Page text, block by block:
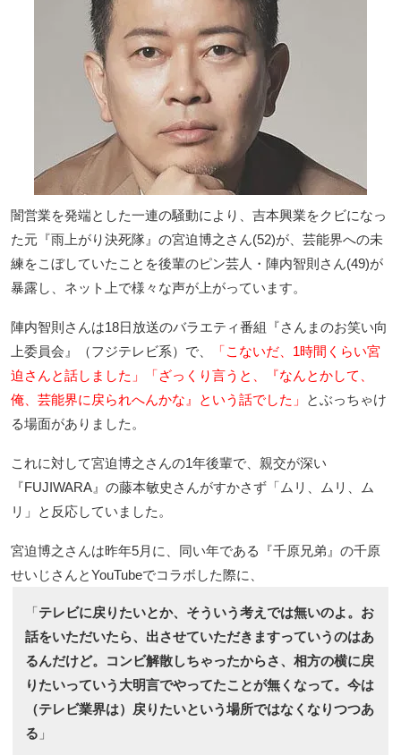
闇営業を発端とした一連の騒動により、吉本興業をクビになっ
た元『雨上がり決死隊』の宮迫博之さん(52)が、芸能界への未
練をこぼしていたことを後輩のピン芸人・陣内智則さん(49)が
暴露し、ネット上で様々な声が上がっています。
陣内智則さんは18日放送のバラエティ番組『さんまのお笑い向
上委員会』（フジテレビ系）で、
「こないだ、1時間くらい宮
迫さんと話しました」「ざっくり言うと、『なんとかして、
俺、芸能界に戻られへんかな』という話でした」
とぶっちゃけ
る場面がありました。
これに対して宮迫博之さんの1年後輩で、親交が深い
『FUJIWARA』の藤本敏史さんがすかさず「ムリ、ムリ、ム
リ」と反応していました。
宮迫博之さんは昨年5月に、同い年である『千原兄弟』の千原
せいじさんとYouTubeでコラボした際に、
「テレビに戻りたいとか、そういう考えでは無いのよ。お
話をいただいたら、出させていただきますっていうのはあ
るんだけど。コンビ解散しちゃったからさ、相方の横に戻
りたいっていう大明言でやってたことが無くなって。今は
（テレビ業界は）戻りたいという場所ではなくなりつつあ
る 」